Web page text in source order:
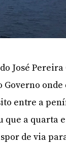
José
entre a
que a quarta
de via